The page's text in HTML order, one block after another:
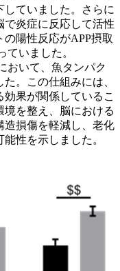
していました。さらに
で炎症に反応して活性
陽性反応がAPP摂取
ていました。
おいて、魚タンパク
。この仕組みには、
効果が関係しているこ
境を整え、脳における
造損傷を軽減し、老化
性を示しました。